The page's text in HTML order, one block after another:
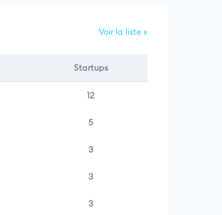
Voir la liste »
Startups
12
5
3
3
3